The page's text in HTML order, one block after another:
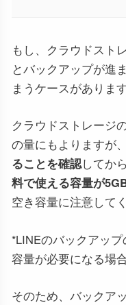
もし、クラウドスト
とバックアップが進
まうケースがあります
クラウドストレージ
の量にもよりますが、
ることを確認してか
料で使える容量が
空き容量に注意して
*LINEのバックアッ
容量が必要になる場
そのため、バックア